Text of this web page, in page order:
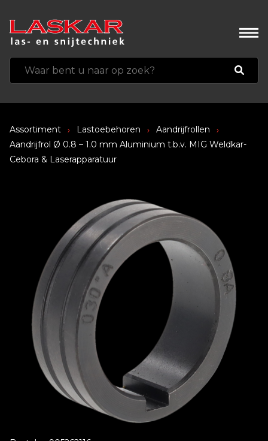
Assortiment Lastoebehoren
Aandrijfrollen
Aandrijfrol Ø 0.8 – 1.0 mm Aluminium t.b.v. MIG Weldkar-
Cebora & Laserapparatuur